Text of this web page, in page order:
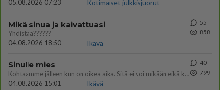
05.08.2026 07:23
Kotimaiset julkkisjuorut
Mikä sinua ja kaivattuasi
Yhdistää??????
04.08.2026 18:50
Ikävä
55
858
Sinulle mies
Kohtaamme jälleen kun on oikea aika. Sitä ei voi mikään eikä kukaan estää <3 <3
04.08.2026 15:01
Ikävä
40
799